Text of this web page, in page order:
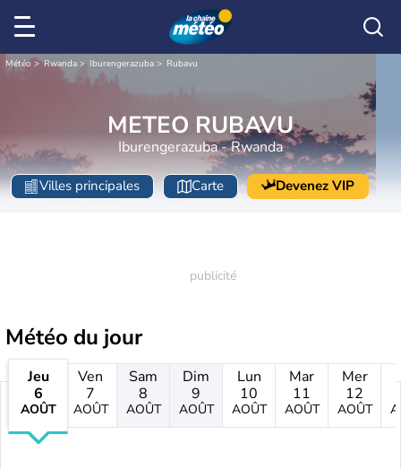
Météo Rwanda Iburengerazuba Rubavu
METEO RUBAVU
Iburengerazuba - Rwanda
Villes principales Carte Devenez VIP
Météo du jour
Jeu
6
AOÛT
Ven
7
AOÛT
Sam
8
AOÛT
Dim
9
AOÛT
Lun
10
AOÛT
Mar
11
AOÛT
Mer
12
AOÛT